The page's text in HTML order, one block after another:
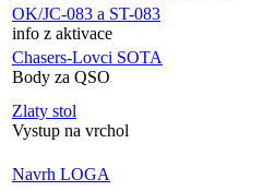
OK/JC-083 a ST-083
info z aktivace
Chasers-Lovci SOTA
Body za QSO
Zlaty stol
Vystup na vrchol
Navrh LOGA